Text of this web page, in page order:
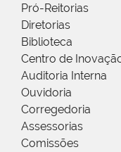
Pró-Reitorias
Diretorias
Biblioteca
Centro de
Auditoria Interna
Ouvidoria
Corregedoria
Assessorias
Comissões